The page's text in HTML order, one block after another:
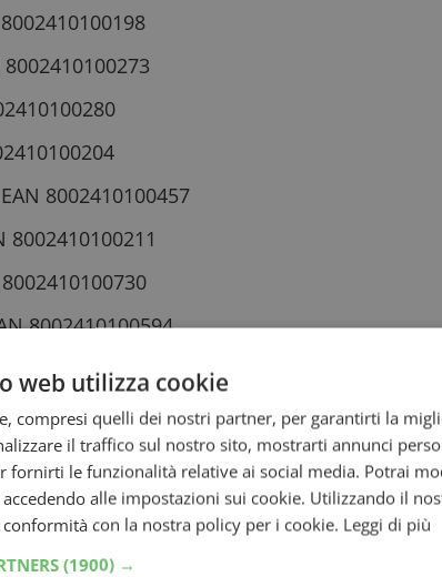
8002410100457
8002410100594
8002410100655
web utilizza cookie
compresi quelli dei nostri partner, per garantirti la
il traffico sul nostro sito, mostrarti annunci
fornirti le funzionalità relative ai social media. Potrai
alle impostazioni sui cookie. Utilizzando il
con la nostra policy per i cookie. Leggi di più
(1900) →